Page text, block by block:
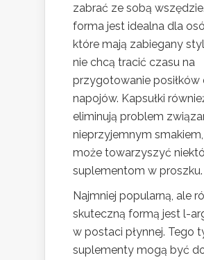
zabrać ze sobą
forma jest idealna dla
które mają zabiegany
nie chcą tracić czasu na
przygotowanie posiłków
napojów. Kapsułki
eliminują problem
nieprzyjemnym
może towarzyszyć
suplementom w proszku.
Najmniej popularną, ale
skuteczną formą jest l-
w postaci płynnej. Tego
suplementy mogą być